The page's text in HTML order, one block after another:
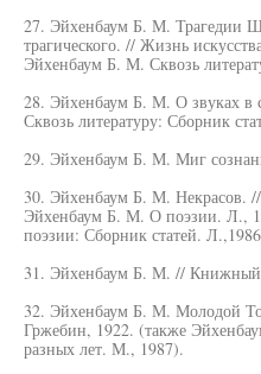
27. Эйхенбаум Б. М. Трагедии
трагического. // Жизнь
Эйхенбаум Б. М. Сквозь
28. Эйхенбаум Б. М. О звуках в
Сквозь литературу: Сборник
29. Эйхенбаум Б. М. Миг
30. Эйхенбаум Б. М. Некрасов.
Эйхенбаум Б. М. О поэзии. Л.,
поэзии: Сборник статей.
31. Эйхенбаум Б. М. //
32. Эйхенбаум Б. М. Молодой
Гржебин, 1922. (также
разных лет. М., 1987).